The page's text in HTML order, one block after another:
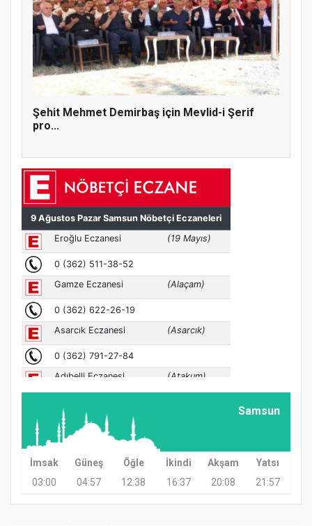
Şehit Mehmet Demirbaş için Mevlid-i Şerif
pro...
Samsun
İmsak Güneş Öğle İkindi Akşam
Yatsı
03:00
04:57 12:38 16:37 20:08 21:57